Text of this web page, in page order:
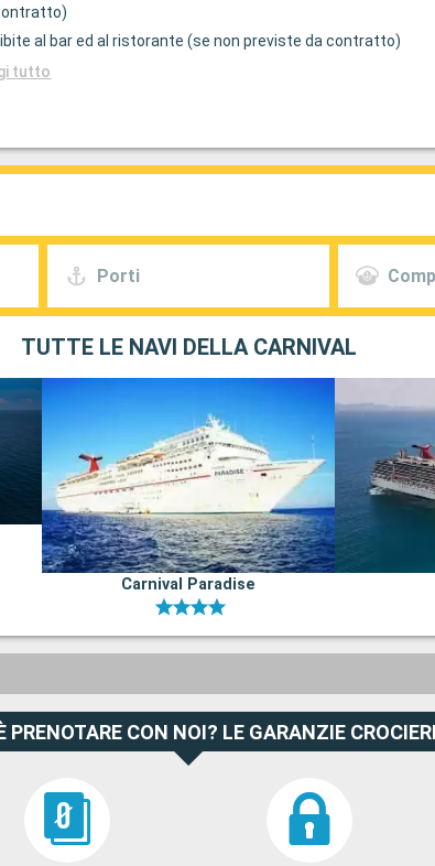
al bar ed al ristorante (se non previste da contratto)
tutto
Porti
TUTTE LE NAVI DELLA CARNIVAL
Carnival Paradise
PRENOTARE CON NOI? LE GARANZIE